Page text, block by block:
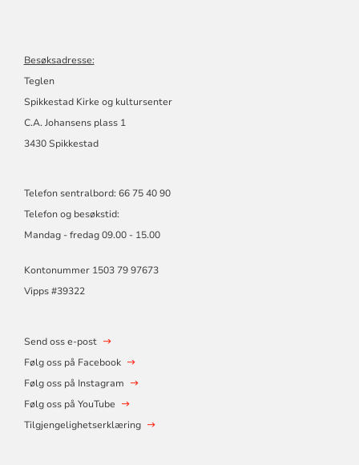
Besøksadresse:
Teglen
Spikkestad Kirke og kultursenter
C.A. Johansens plass 1
3430 Spikkestad
Telefon sentralbord: 66 75 40 90
Telefon og besøkstid:
Mandag - fredag 09.00 - 15.00
Kontonummer 1503 79 97673
Vipps #39322
Send oss e-post
Følg oss på Facebook
Følg oss på Instagram
Følg oss på YouTube
Tilgjengelighetserklæring